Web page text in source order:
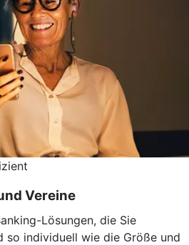
Vereine
Lösungen, die Sie
so individuell wie die Größe und